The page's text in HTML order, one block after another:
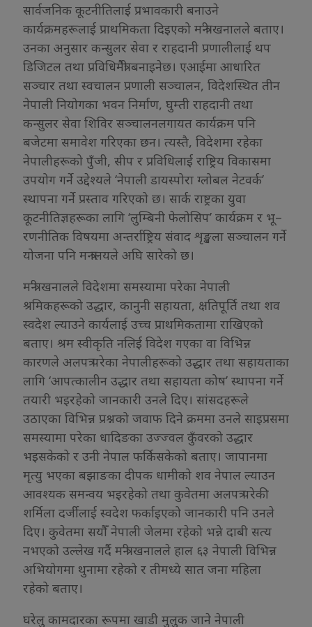
सार्वजनिक कूटनीतिलाई प्रभावकारी बनाउने
कार्यक्रमहरूलाई प्राथमिकता दिइएको मन्त्री खनालले बताए।
उनका अनुसार कन्सुलर सेवा र राहदानी प्रणालीलाई थप
डिजिटल तथा प्रविधिमैत्री बनाइनेछ। एआईमा आधारित
सञ्चार तथा स्वचालन प्रणाली सञ्चालन, विदेशस्थित तीन
नेपाली नियोगका भवन निर्माण, घुम्ती राहदानी तथा
कन्सुलर सेवा शिविर सञ्चालनलगायत कार्यक्रम पनि
बजेटमा समावेश गरिएका छन। त्यस्तै, विदेशमा रहेका
नेपालीहरूको पुँजी, सीप र प्रविधिलाई राष्ट्रिय विकासमा
उपयोग गर्ने उद्देश्यले ‘नेपाली डायस्पोरा ग्लोबल नेटवर्क’
स्थापना गर्ने प्रस्ताव गरिएको छ। सार्क राष्ट्रका युवा
कूटनीतिज्ञहरूका लागि ‘लुम्बिनी फेलोसिप’ कार्यक्रम र भू–
रणनीतिक विषयमा अन्तर्राष्ट्रिय संवाद शृङ्खला सञ्चालन गर्ने
योजना पनि मन्त्रालयले अघि सारेको छ।
मन्त्री खनालले विदेशमा समस्यामा परेका नेपाली
श्रमिकहरूको उद्धार, कानुनी सहायता, क्षतिपूर्ति तथा शव
स्वदेश ल्याउने कार्यलाई उच्च प्राथमिकतामा राखिएको
बताए। श्रम स्वीकृति नलिई विदेश गएका वा विभिन्न
कारणले अलपत्र परेका नेपालीहरूको उद्धार तथा सहायताका
लागि ‘आपत्कालीन उद्धार तथा सहायता कोष’ स्थापना गर्ने
तयारी भइरहेको जानकारी उनले दिए। सांसदहरूले
उठाएका विभिन्न प्रश्नको जवाफ दिने क्रममा उनले साइप्रसमा
समस्यामा परेका धादिङका उज्ज्वल कुँवरको उद्धार
भइसकेको र उनी नेपाल फर्किसकेको बताए। जापानमा
मृत्यु भएका बझाङका दीपक धामीको शव नेपाल ल्याउन
आवश्यक समन्वय भइरहेको तथा कुवेतमा अलपत्र परेकी
शर्मिला दर्जीलाई स्वदेश फर्काइएको जानकारी पनि उनले
दिए। कुवेतमा सयौँ नेपाली जेलमा रहेको भन्ने दाबी सत्य
नभएको उल्लेख गर्दै मन्त्री खनालले हाल ६३ नेपाली विभिन्न
अभियोगमा थुनामा रहेको र तीमध्ये सात जना महिला
रहेको बताए।
घरेलु कामदारका रूपमा खाडी मुलुक जाने नेपाली